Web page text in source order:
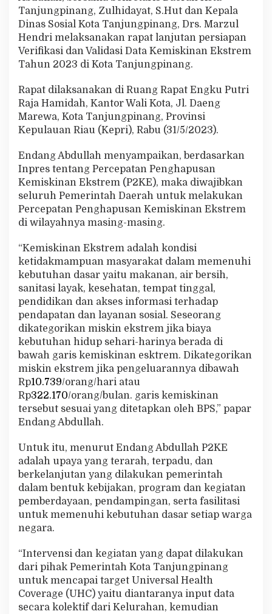
c
p
a
t
a
e
n
g
h
a
u
s
a
n
K
e
m
s
k
n
a
n
E
k
t
r
e
m
Tanjungpinang, Zulhidayat, S.Hut dan Kepala
Dinas Sosial Kota Tanjungpinang, Drs. Marzul
Hendri melaksanakan rapat lanjutan persiapan
Verifikasi dan Validasi Data Kemiskinan Ekstrem
Tahun 2023 di Kota Tanjungpinang.
Rapat dilaksanakan di Ruang Rapat Engku Putri
Raja Hamidah, Kantor Wali Kota, Jl. Daeng
Marewa, Kota Tanjungpinang, Provinsi
Kepulauan Riau (Kepri), Rabu (31/5/2023).
Endang Abdullah menyampaikan, berdasarkan
Inpres tentang Percepatan Penghapusan
Kemiskinan Ekstrem (P2KE), maka diwajibkan
seluruh Pemerintah Daerah untuk melakukan
Percepatan Penghapusan Kemiskinan Ekstrem
di wilayahnya masing-masing.
“Kemiskinan Ekstrem adalah kondisi
ketidakmampuan masyarakat dalam memenuhi
kebutuhan dasar yaitu makanan, air bersih,
sanitasi layak, kesehatan, tempat tinggal,
pendidikan dan akses informasi terhadap
pendapatan dan layanan sosial. Seseorang
dikategorikan miskin ekstrem jika biaya
kebutuhan hidup sehari-harinya berada di
bawah garis kemiskinan esktrem. Dikategorikan
miskin ekstrem jika pengeluarannya dibawah
Rp10.739/orang/hari atau
Rp322.170/orang/bulan. garis kemiskinan
tersebut sesuai yang ditetapkan oleh BPS,” papar
Endang Abdullah.
Untuk itu, menurut Endang Abdullah P2KE
adalah upaya yang terarah, terpadu, dan
berkelanjutan yang dilakukan pemerintah
dalam bentuk kebijakan, program dan kegiatan
pemberdayaan, pendampingan, serta fasilitasi
untuk memenuhi kebutuhan dasar setiap warga
negara.
“Intervensi dan kegiatan yang dapat dilakukan
dari pihak Pemerintah Kota Tanjungpinang
untuk mencapai target Universal Health
Coverage (UHC) yaitu diantaranya input data
secara kolektif dari Kelurahan, kemudian